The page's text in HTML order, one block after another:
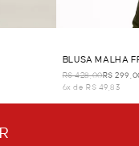
BLUSA MALHA
R$ 428,00R$
6x de R$ 49,83